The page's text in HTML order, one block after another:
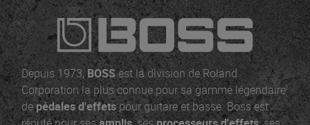
Depuis 1973,BOSSest la division de Roland
Corporation la plus connue pour sa gamme légendaire
depédales d'effetspour guitare et basse. Boss est